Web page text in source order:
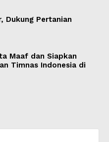
Dukung Pertanian
Maaf dan Siapkan
Timnas Indonesia di